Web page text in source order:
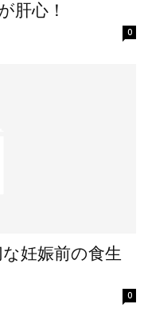
肝心！
0
妊娠前の食生
0